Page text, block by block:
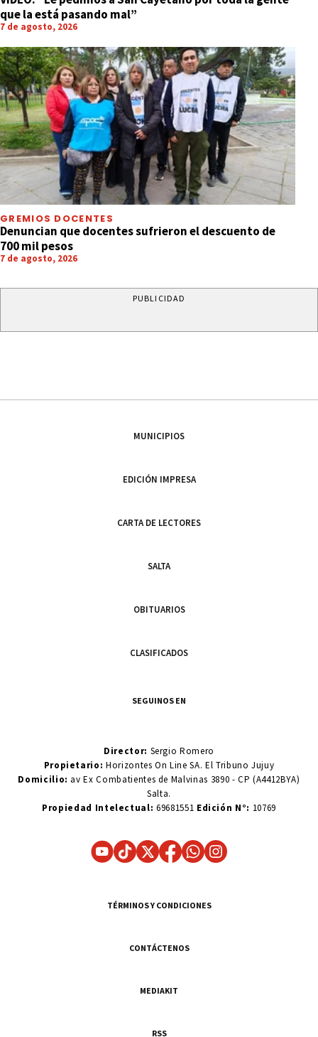
que la está pasando mal”
7 de agosto, 2026
GREMIOS DOCENTES
Denuncian que docentes sufrieron el descuento de
700 mil pesos
7 de agosto, 2026
PUBLICIDAD
MUNICIPIOS
EDICIÓN IMPRESA
CARTA DE LECTORES
SALTA
OBITUARIOS
CLASIFICADOS
SEGUINOS EN
Director: Sergio Romero
Propietario:Horizontes On Line SA. El Tribuno Jujuy
Domicilio: av Ex Combatientes de Malvinas 3890 - CP (A4412BYA)
Salta.
Propiedad Intelectual: 69681551 Edición N°: 10769
TÉRMINOS Y CONDICIONES
CONTÁCTENOS
MEDIAKIT
RSS